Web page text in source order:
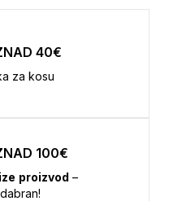
40€
za kosu
100€
proizvod –